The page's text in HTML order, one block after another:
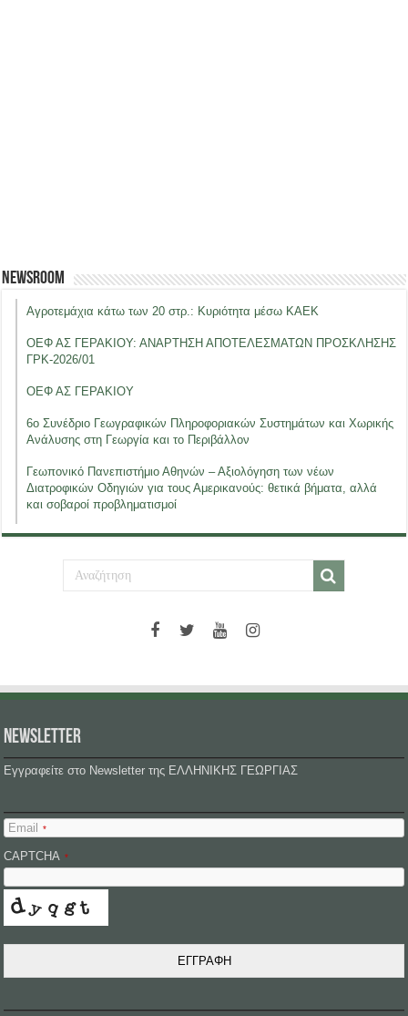
Newsroom
Αγροτεμάχια κάτω των 20 στρ.: Κυριότητα μέσω ΚΑΕΚ
ΟΕΦ ΑΣ ΓΕΡΑΚΙΟΥ: ΑΝΑΡΤΗΣΗ ΑΠΟΤΕΛΕΣΜΑΤΩΝ ΠΡΟΣΚΛΗΣΗΣ
ΓΡΚ-2026/01
ΟΕΦ ΑΣ ΓΕΡΑΚΙΟΥ
6ο Συνέδριο Γεωγραφικών Πληροφοριακών Συστημάτων και Χωρικής
Ανάλυσης στη Γεωργία και το Περιβάλλον
Γεωπονικό Πανεπιστήμιο Αθηνών – Αξιολόγηση των νέων
Διατροφικών Οδηγιών για τους Αμερικανούς: θετικά βήματα, αλλά
και σοβαροί προβληματισμοί
NEWSLETTER
Εγγραφείτε στο Newsletter της ΕΛΛΗΝΙΚΗΣ ΓΕΩΡΓΙΑΣ
Email *
CAPTCHA *
ΕΓΓΡΑΦΗ